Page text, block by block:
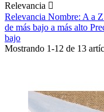
Relevancia 
Relevancia Nombre: A a Z
de más bajo a más alto
bajo
Mostrando 1-12 de 13